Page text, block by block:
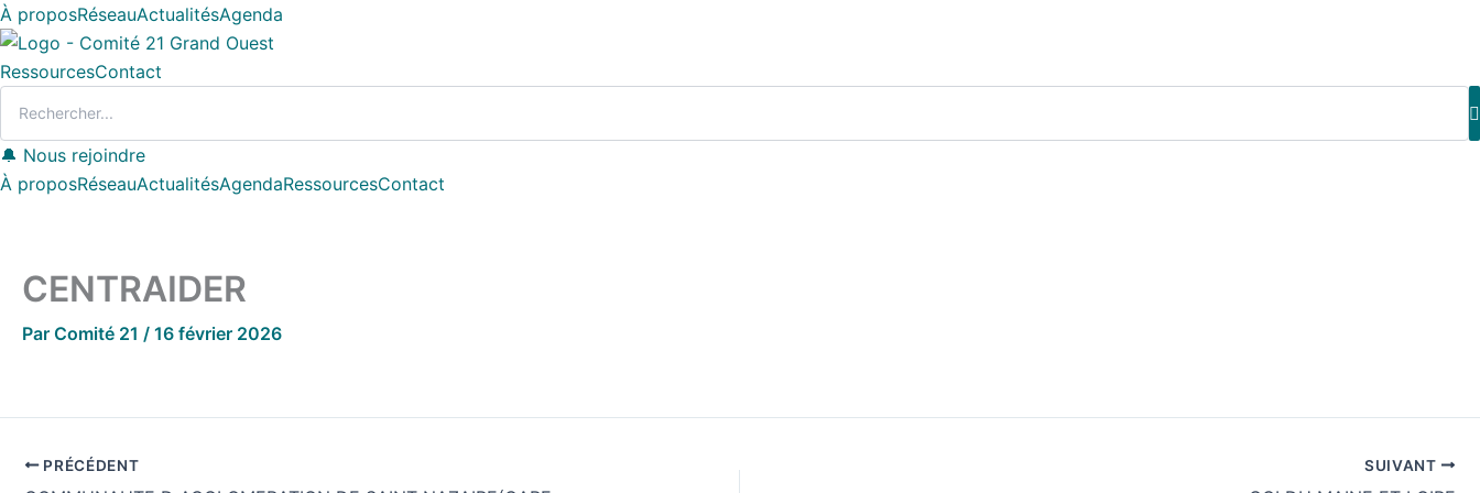
Aller
au
contenu
À proposRéseauActualitésAgenda
RessourcesContact
🔔 Nous rejoindre
À proposRéseauActualitésAgendaRessourcesContact
CENTRAIDER
Par Comité 21 / 16 février 2026
PRÉCÉDENT SUIVANT